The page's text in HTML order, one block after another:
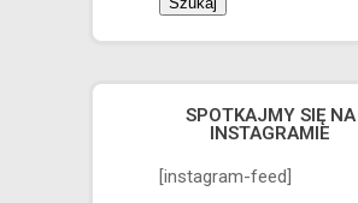
SPOTKAJMY SIĘ NA
INSTAGRAMIE
[instagram-feed]